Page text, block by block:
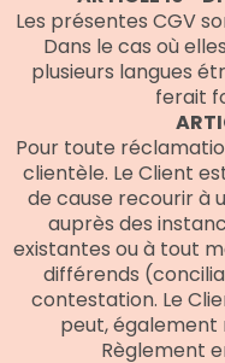
Les présentes CGV
Dans le cas où
plusieurs langues
ferait
Pour toute
clientèle. Le Client
de cause recourir à
auprès des
existantes ou à tout
différends
contestation. Le
peut,
Règlement